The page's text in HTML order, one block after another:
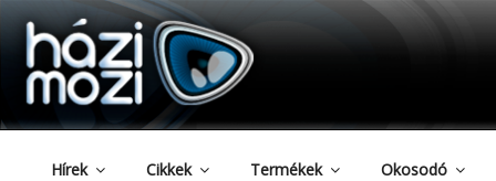
Tartalomhoz
HAZIMOZI
Hírek Cikkek Termékek Okosodó